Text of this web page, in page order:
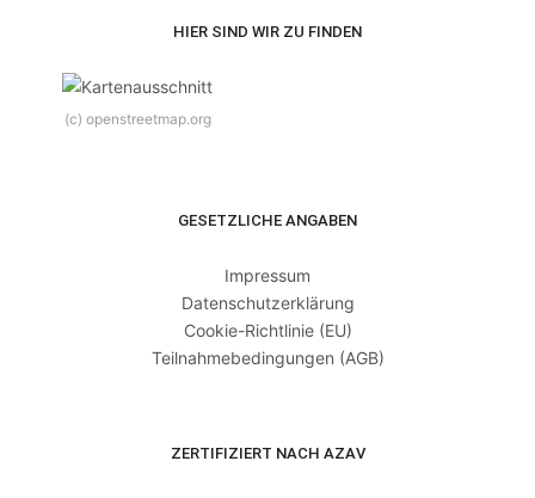
HIER SIND WIR ZU FINDEN
(c) openstreetmap.org
GESETZLICHE ANGABEN
Impressum
Datenschutzerklärung
Cookie-Richtlinie (EU)
Teilnahmebedingungen (AGB)
ZERTIFIZIERT NACH AZAV